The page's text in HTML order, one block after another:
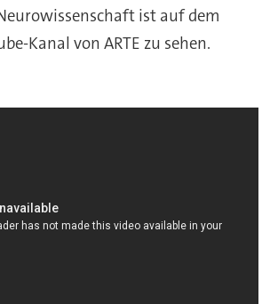
ist auf dem
Kanal von ARTE zu sehen.